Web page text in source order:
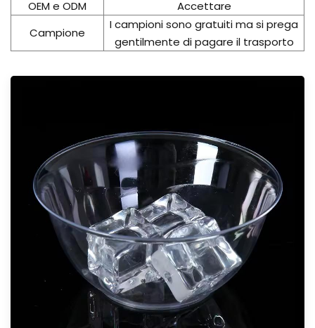
OEM e ODM
Accettare
Campione
I campioni sono gratuiti ma si prega
gentilmente di pagare il trasporto